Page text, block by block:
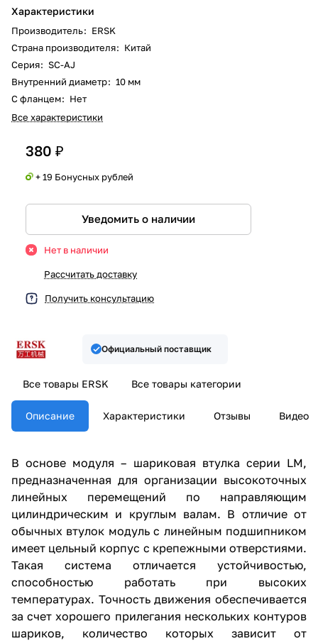
Характеристики
Производитель: ERSK
Страна производителя: Китай
Серия: SC-AJ
Внутренний диаметр: 10 мм
С фланцем: Нет
Все характеристики
380 ₽
+ 19 Бонусных рублей
Уведомить о наличии
Нет в наличии
Рассчитать доставку
Получить консультацию
Официальный поставщик
Все товары ERSK Все товары категории
Описание Характеристики Отзывы Видео
В основе модуля – шариковая втулка серии LM,
предназначенная для организации высокоточных
линейных перемещений по направляющим
цилиндрическим и круглым валам. В отличие от
обычных втулок модуль с линейным подшипником
имеет цельный корпус с крепежными отверстиями.
Такая система отличается устойчивостью,
способностью работать при высоких
температурах. Точность движения обеспечивается
за счет хорошего прилегания нескольких контуров
шариков, количество которых зависит от